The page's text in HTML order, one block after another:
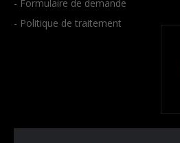
- Formulaire de demande
- Politique de traitement